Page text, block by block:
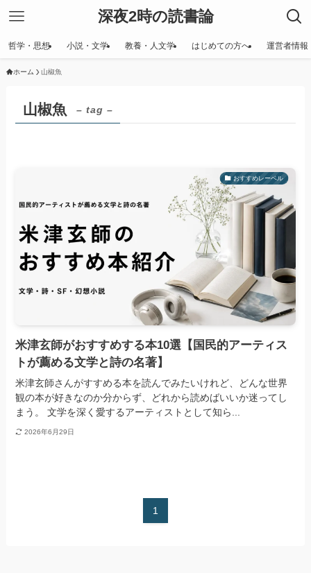
深夜2時の読書論
哲学・思想 小説・文学 教養・人文学 はじめての方へ 運営者情報
ホーム 山椒魚
山椒魚 – tag –
おすすめレーベル
米津玄師がおすすめする本10選【国民的アーティス
トが薦める文学と詩の名著】
米津玄師さんがすすめる本を読んでみたいけれど、どんな世界
観の本が好きなのか分からず、どれから読めばいいか迷ってし
まう。 文学を深く愛するアーティストとして知ら...
2026年6月29日
1